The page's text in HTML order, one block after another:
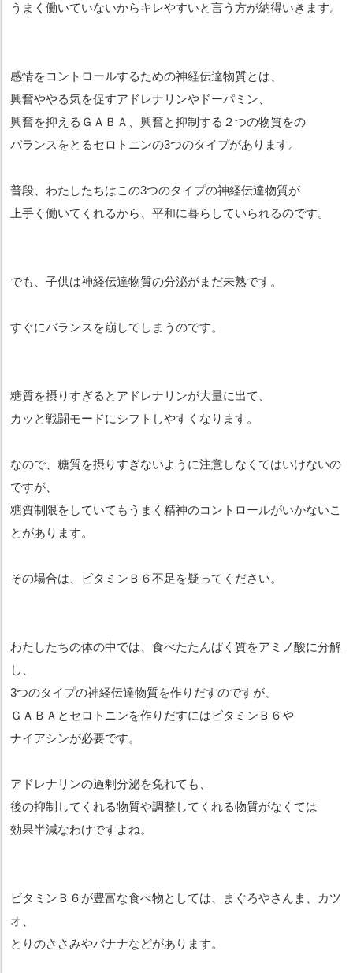
うまく働いていないからキレやすいと言う方が納得いきます。
感情をコントロールするための神経伝達物質とは、
興奮ややる気を促すアドレナリンやドーパミン、
興奮を抑えるＧＡＢＡ、興奮と抑制する２つの物質をの
バランスをとるセロトニンの3つのタイプがあります。
普段、わたしたちはこの3つのタイプの神経伝達物質が
上手く働いてくれるから、平和に暮らしていられるのです。
でも、子供は神経伝達物質の分泌がまだ未熟です。
すぐにバランスを崩してしまうのです。
糖質を摂りすぎるとアドレナリンが大量に出て、
カッと戦闘モードにシフトしやすくなります。
なので、糖質を摂りすぎないように注意しなくてはいけないの
ですが、
糖質制限をしていてもうまく精神のコントロールがいかないこ
とがあります。
その場合は、ビタミンＢ６不足を疑ってください。
わたしたちの体の中では、食べたたんぱく質をアミノ酸に分解
し、
3つのタイプの神経伝達物質を作りだすのですが、
ＧＡＢＡとセロトニンを作りだすにはビタミンＢ６や
ナイアシンが必要です。
アドレナリンの過剰分泌を免れても、
後の抑制してくれる物質や調整してくれる物質がなくては
効果半減なわけですよね。
ビタミンＢ６が豊富な食べ物としては、まぐろやさんま、カツ
オ、
とりのささみやバナナなどがあります。